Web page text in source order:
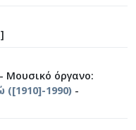
- Μουσικό όργανο:
([1910]-1990) -